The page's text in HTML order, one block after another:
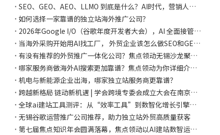
SEO、GEO、AEO、LLMO 到底是什么？AI时代，营销人需要重新理解“搜索”
如何选择一家靠谱的独立站海外推广公司？
2026年Google I/O（谷歌年度开发者大会），AI 全面接管 Google 生态
当海外采购开始用AI找工厂， 外贸企业该怎么做SEO和GEO布局？
有没有推荐的外贸推广一体化公司？焦点领动无锡沙龙聚焦全域营销新趋势
哪家服务商做海外AI搜索更加靠谱？焦点领动为你详细介绍GEO运营策略
机电与新能源企业出海，哪家独立站服务商更靠谱？
跨越新格局 链动新机遇 | 学会跨境专委会成立大会在南京成功召开
全球ai建站工具测评：从“效率工具”到数智化增长引擎的深度分析
无锡谷歌运营推广公司推荐，助力独立站外贸高质量获客
第七届焦点知识年会圆满落幕，焦点领动以AI建站数智运营，赋能外贸品牌“高质量出海”